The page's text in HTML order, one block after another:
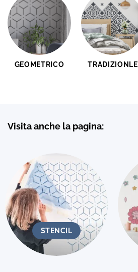
GEOMETRICO TRADIZIONLE
Visita anche la pagina:
STENCIL